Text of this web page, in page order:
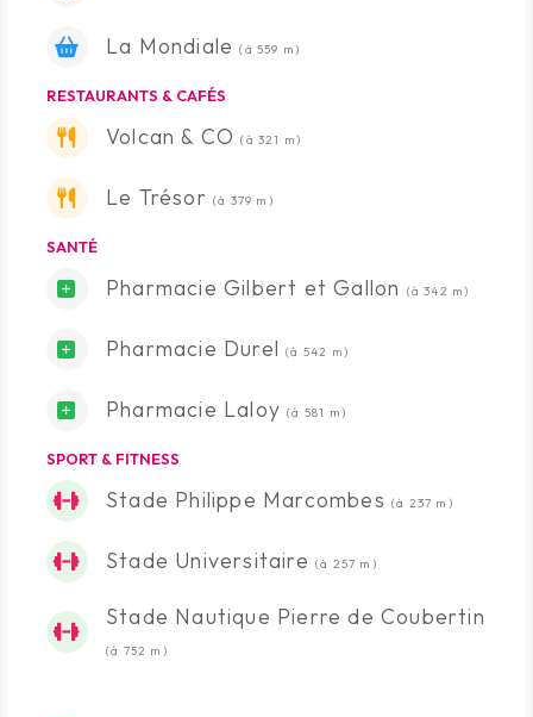
La Mondiale(à 559 m)
RESTAURANTS & CAFÉS
Volcan & CO(à 321 m)
Le Trésor (à 379 m)
SANTÉ
Pharmacie Gilbert et Gallon (à 342 m)
Pharmacie Durel(à 542 m)
Pharmacie Laloy(à 581 m)
SPORT & FITNESS
Stade Philippe Marcombes (à 237 m)
Stade Universitaire (à 257 m)
Stade Nautique Pierre de Coubertin
(à 752 m)